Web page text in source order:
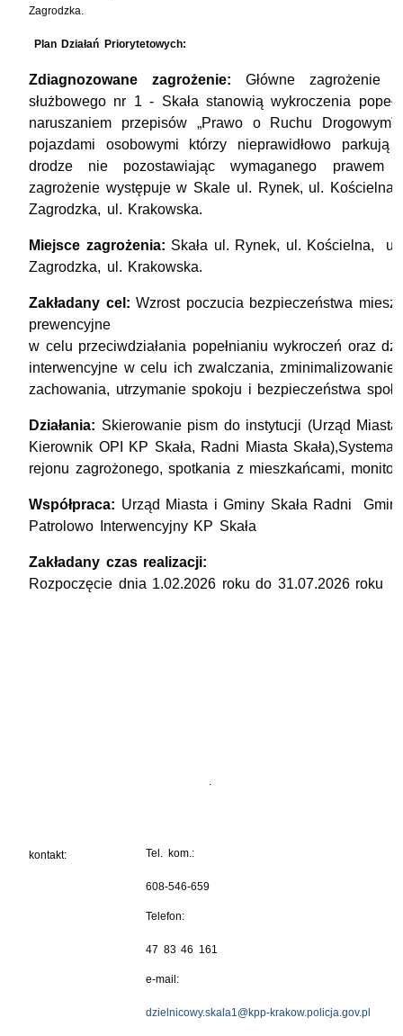
Zagrodzka.
Plan Działań Priorytetowych:
Zdiagnozowane zagrożenie: Główne zagrożenie
służbowego nr 1 - Skała stanowią wykroczenia
naruszaniem przepisów „Prawo o Ruchu
pojazdami osobowymi którzy nieprawidłowo
drodze nie pozostawiając wymaganego prawem
zagrożenie występuje w Skale ul. Rynek, ul.
Zagrodzka, ul. Krakowska.
Miejsce zagrożenia: Skała ul. Rynek, ul. Kościelna, ul.
Zagrodzka, ul. Krakowska.
Zakładany cel: Wzrost poczucia bezpieczeństwa
prewencyjne
w celu przeciwdziałania popełnianiu wykroczeń oraz
interwencyjne w celu ich zwalczania, zminimalizowanie
zachowania, utrzymanie spokoju i bezpieczeństwa
Działania: Skierowanie pism do instytucji (Urząd Miasta
Kierownik OPI KP Skała, Radni Miasta
rejonu zagrożonego, spotkania z mieszkańcami,
Współpraca: Urząd Miasta i Gminy Skała Radni
Patrolowo Interwencyjny KP Skała
Zakładany czas realizacji:
Rozpoczęcie dnia 1.02.2026 roku do 31.07.2026 roku
.
kontakt: Tel. kom.:
608-546-659
Telefon:
47 83 46 161
e-mail:
dzielnicowy.skala1@kpp-krakow.policja.gov.pl